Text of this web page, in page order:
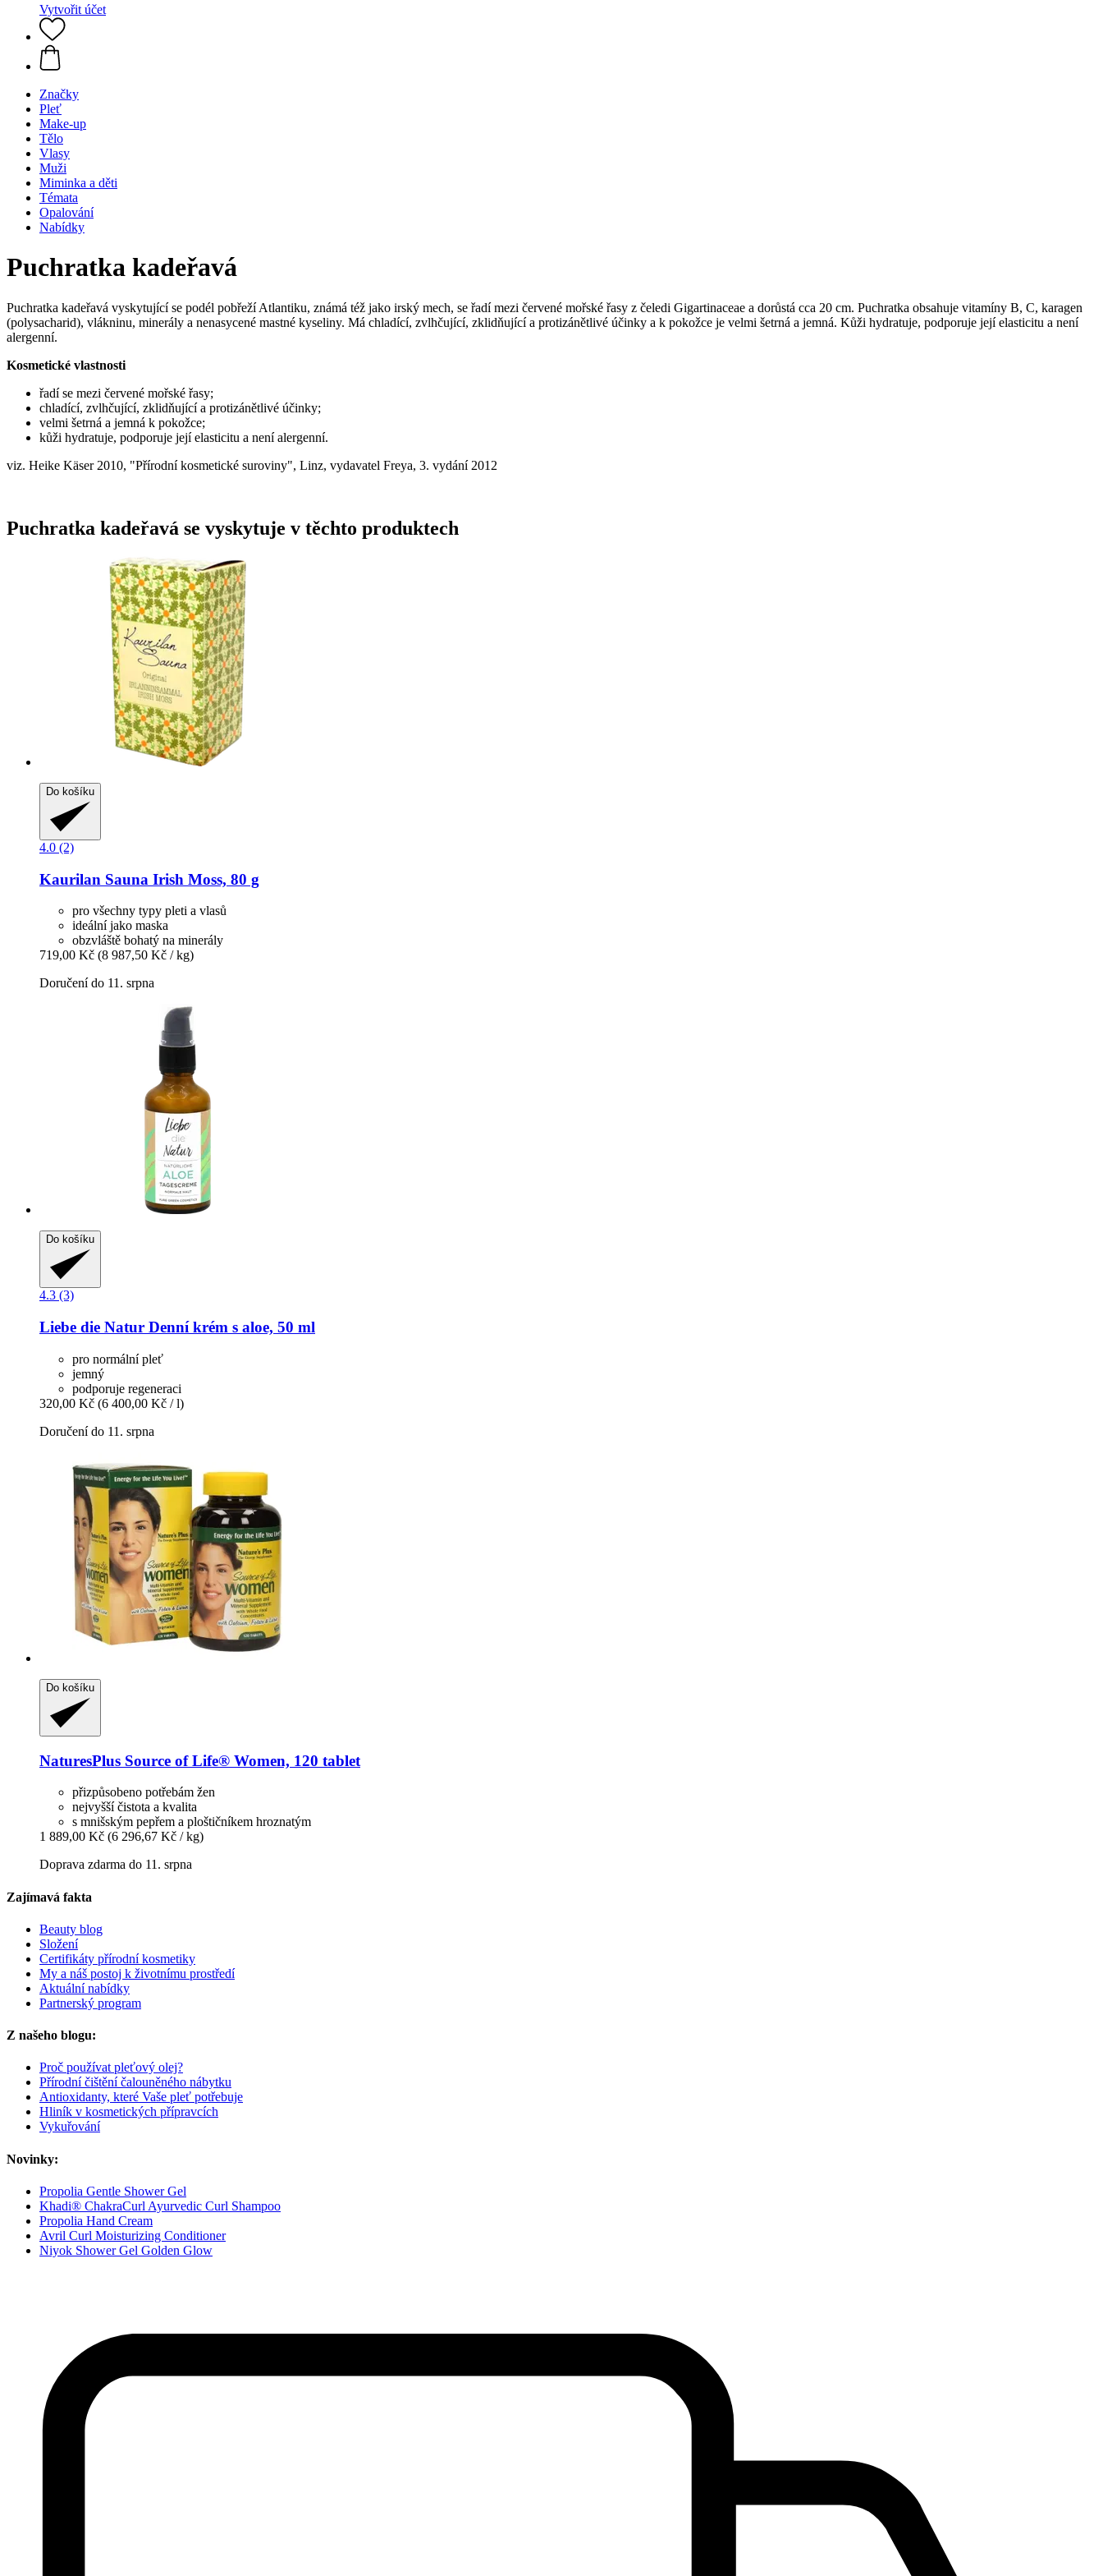
Vytvořit účet
Značky
Pleť
Make-up
Tělo
Vlasy
Muži
Miminka a děti
Témata
Opalování
Nabídky
Puchratka kadeřavá
Puchratka kadeřavá vyskytující se podél pobřeží Atlantiku, známá též jako irský mech, se řadí mezi červené mořské řasy z čeledi Gigartinaceae a dorůstá cca 20 cm. Puchratka obsahuje vitamíny B, C, karagen
(polysacharid), vlákninu, minerály a nenasycené mastné kyseliny. Má chladící, zvlhčující, zklidňující a protizánětlivé účinky a k pokožce je velmi šetrná a jemná. Kůži hydratuje, podporuje její elasticitu a není
alergenní.
Kosmetické vlastnosti
řadí se mezi červené mořské řasy;
chladící, zvlhčující, zklidňující a protizánětlivé účinky;
velmi šetrná a jemná k pokožce;
kůži hydratuje, podporuje její elasticitu a není alergenní.
viz. Heike Käser 2010, "Přírodní kosmetické suroviny", Linz, vydavatel Freya, 3. vydání 2012
Puchratka kadeřavá se vyskytuje v těchto produktech
Do košíku
4.0 (2)
Kaurilan Sauna Irish Moss, 80 g
pro všechny typy pleti a vlasů
ideální jako maska
obzvláště bohatý na minerály
719,00 Kč (8 987,50 Kč / kg)
Doručení do 11. srpna
Do košíku
4.3 (3)
Liebe die Natur Denní krém s aloe, 50 ml
pro normální pleť
jemný
podporuje regeneraci
320,00 Kč (6 400,00 Kč / l)
Doručení do 11. srpna
Do košíku
NaturesPlus Source of Life® Women, 120 tablet
přizpůsobeno potřebám žen
nejvyšší čistota a kvalita
s mnišským pepřem a ploštičníkem hroznatým
1 889,00 Kč (6 296,67 Kč / kg)
Doprava zdarma do 11. srpna
Zajímavá fakta
Beauty blog
Složení
Certifikáty přírodní kosmetiky
My a náš postoj k životnímu prostředí
Aktuální nabídky
Partnerský program
Z našeho blogu:
Proč používat pleťový olej?
Přírodní čištění čalouněného nábytku
Antioxidanty, které Vaše pleť potřebuje
Hliník v kosmetických přípravcích
Vykuřování
Novinky:
Propolia Gentle Shower Gel
Khadi® ChakraCurl Ayurvedic Curl Shampoo
Propolia Hand Cream
Avril Curl Moisturizing Conditioner
Niyok Shower Gel Golden Glow